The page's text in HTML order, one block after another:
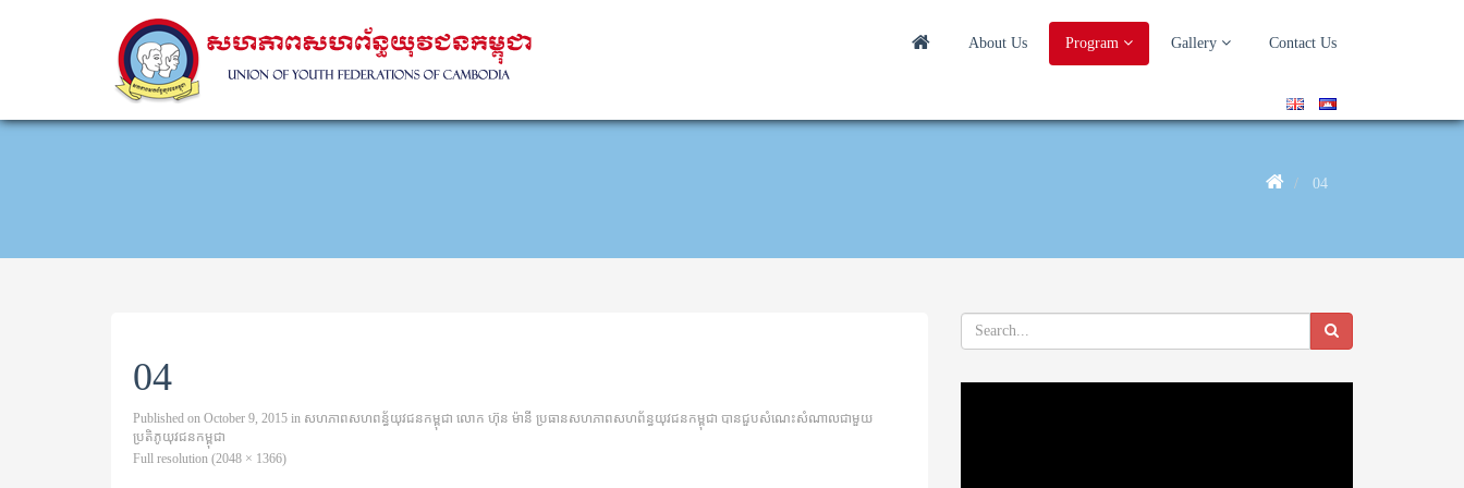
About Us Program Gallery Contact Us
04
04
Published on October 9, 2015 in សហភាពសហពន្ធ័យុវជនកម្ពុជា លោក ហ៊ុន ម៉ានី ប្រធានសហភាពសហព័ន្ធយុវជនកម្ពុជា បានជួបសំណេះសំណាលជាមួយ
ប្រតិភូយុវជនកម្ពុជា
Full resolution (2048 × 1366)